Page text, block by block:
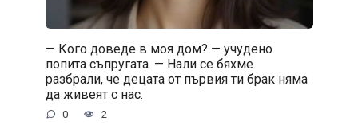
— Кого доведе в моя дом? — учудено
попита съпругата. — Нали се бяхме
разбрали, че децата от първия ти брак няма
да живеят с нас.
0 2